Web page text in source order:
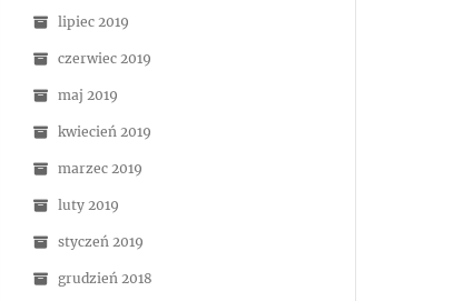
lipiec 2019
czerwiec 2019
maj 2019
kwiecień 2019
marzec 2019
luty 2019
styczeń 2019
grudzień 2018